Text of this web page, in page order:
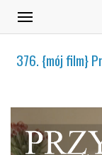
376. {mój film}